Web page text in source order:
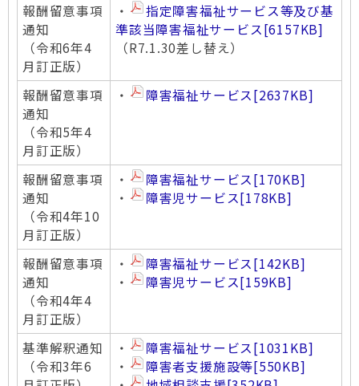
報酬留意事項
通知
（令和6年4
月訂正版）
・
指定障害福祉サービス等及び基
準該当障害福祉サービス[6157KB]
（R7.1.30差し替え）
報酬留意事項
通知
（令和5年4
月訂正版）
・ 障害福祉サービス[2637KB]
報酬留意事項
通知
（令和4年10
月訂正版）
・ 障害福祉サービス[170KB]
・
障害児サービス[178KB]
報酬留意事項
通知
（令和4年4
月訂正版）
・ 障害福祉サービス[142KB]
・
障害児サービス[159KB]
基準解釈通知
（令和3年6
・ 障害福祉サービス[1031KB]
・
障害者支援施設等[550KB]